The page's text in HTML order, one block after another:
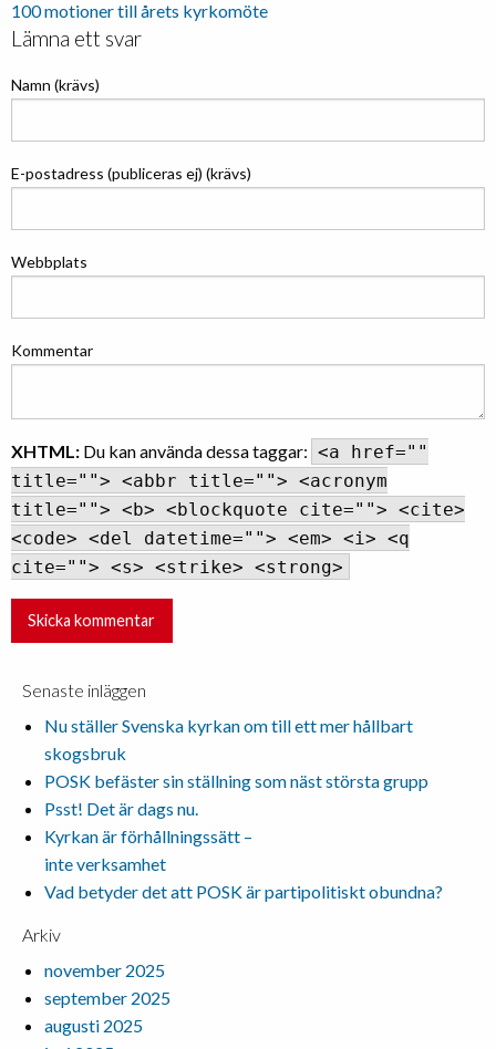
100 motioner till årets kyrkomöte
Lämna ett svar
Namn (krävs)
E-postadress (publiceras ej) (krävs)
Webbplats
Kommentar
XHTML: Du kan använda dessa taggar: <a href=""
title=""> <abbr title=""> <acronym
title=""> <b> <blockquote cite=""> <cite>
<code> <del datetime=""> <em> <i> <q
cite=""> <s> <strike> <strong>
Senaste inläggen
Nu ställer Svenska kyrkan om till ett mer hållbart
skogsbruk
POSK befäster sin ställning som näst största grupp
Psst! Det är dags nu.
Kyrkan är förhållningssätt –
inte verksamhet
Vad betyder det att POSK är partipolitiskt obundna?
Arkiv
november 2025
september 2025
augusti 2025